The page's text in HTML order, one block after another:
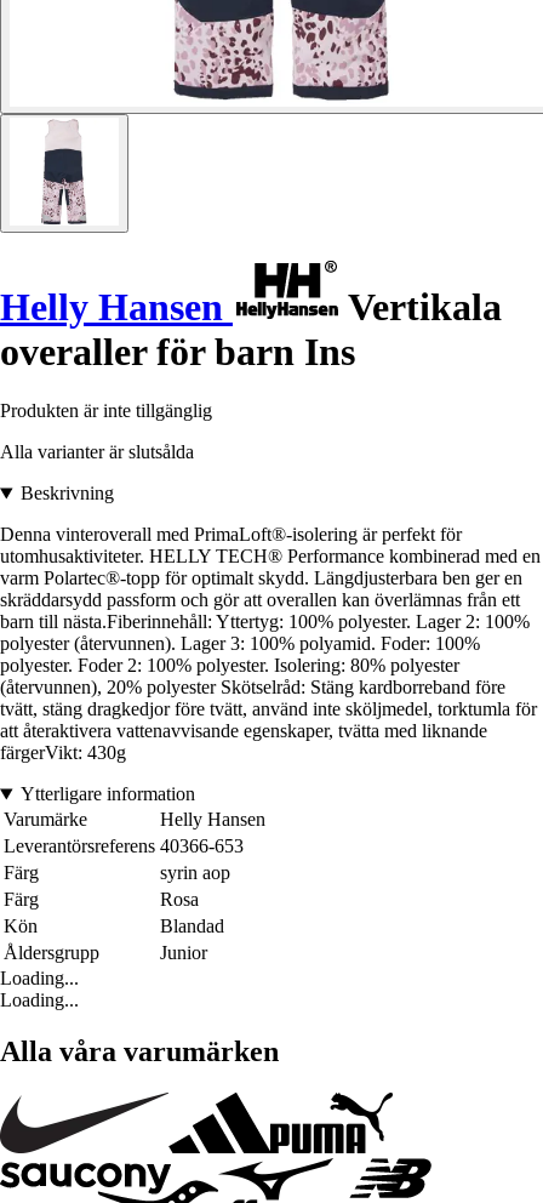
Helly Hansen
Vertikala
overaller för barn Ins
Produkten är inte tillgänglig
Alla varianter är slutsålda
Beskrivning
Denna vinteroverall med PrimaLoft®-isolering är perfekt för
utomhusaktiviteter. HELLY TECH® Performance kombinerad med en
varm Polartec®-topp för optimalt skydd. Längdjusterbara ben ger en
skräddarsydd passform och gör att overallen kan överlämnas från ett
barn till nästa.Fiberinnehåll: Yttertyg: 100% polyester. Lager 2: 100%
polyester (återvunnen). Lager 3: 100% polyamid. Foder: 100%
polyester. Foder 2: 100% polyester. Isolering: 80% polyester
(återvunnen), 20% polyester Skötselråd: Stäng kardborreband före
tvätt, stäng dragkedjor före tvätt, använd inte sköljmedel, torktumla för
att återaktivera vattenavvisande egenskaper, tvätta med liknande
färgerVikt: 430g
Ytterligare information
Varumärke
Helly Hansen
Leverantörsreferens 40366-653
Färg
syrin aop
Färg
Rosa
Kön
Blandad
Åldersgrupp
Junior
Loading...
Loading...
Alla våra varumärken